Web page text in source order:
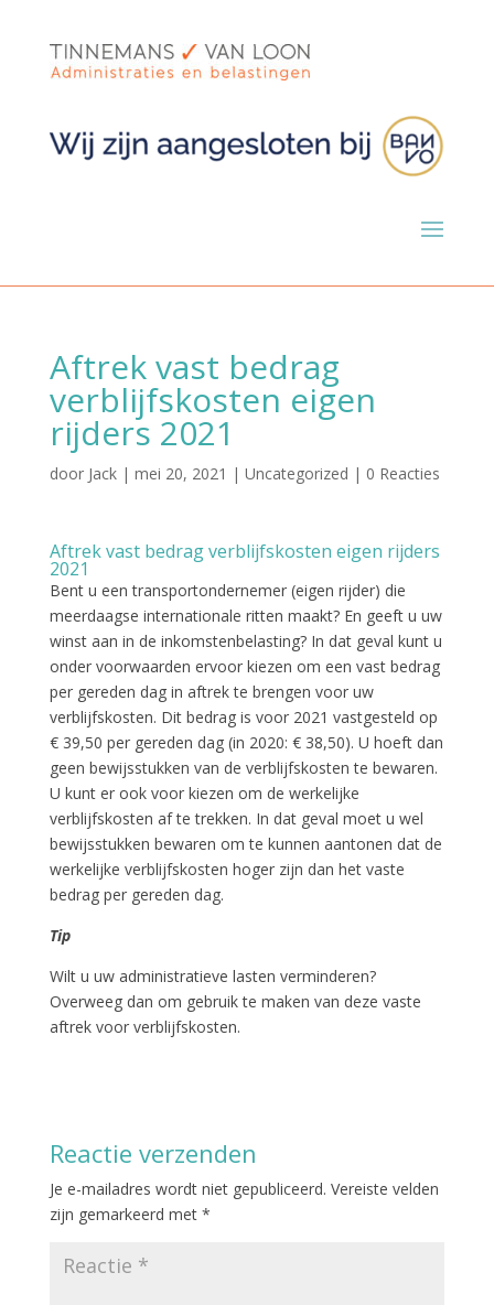
Aftrek vast bedrag
verblijfskosten eigen
rijders 2021
door Jack| mei 20, 2021 | Uncategorized | 0 Reacties
Aftrek vast bedrag verblijfskosten eigen rijders
2021
Bent u een transportondernemer (eigen rijder) die
meerdaagse internationale ritten maakt? En geeft u uw
winst aan in de inkomstenbelasting? In dat geval kunt u
onder voorwaarden ervoor kiezen om een vast bedrag
per gereden dag in aftrek te brengen voor uw
verblijfskosten. Dit bedrag is voor 2021 vastgesteld op
€ 39,50 per gereden dag (in 2020: € 38,50). U hoeft dan
geen bewijsstukken van de verblijfskosten te bewaren.
U kunt er ook voor kiezen om de werkelijke
verblijfskosten af te trekken. In dat geval moet u wel
bewijsstukken bewaren om te kunnen aantonen dat de
werkelijke verblijfskosten hoger zijn dan het vaste
bedrag per gereden dag.
Tip
Wilt u uw administratieve lasten verminderen?
Overweeg dan om gebruik te maken van deze vaste
aftrek voor verblijfskosten.
Reactie verzenden
Je e-mailadres wordt niet gepubliceerd. Vereiste velden
zijn gemarkeerd met *